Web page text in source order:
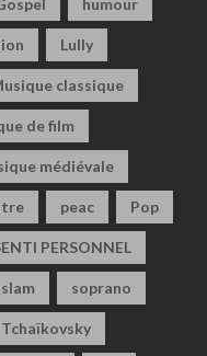
Lully
classique
de film
médiévale
peac Pop
PERSONNEL
slam soprano
Tchaïkovsky